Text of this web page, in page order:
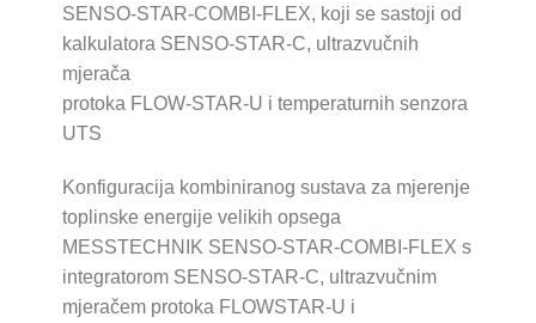
SENSO-STAR-COMBI-FLEX, koji se sastoji od
kalkulatora SENSO-STAR-C, ultrazvučnih
mjerača
protoka FLOW-STAR-U i temperaturnih senzora
UTS
Konfiguracija kombiniranog sustava za mjerenje
toplinske energije velikih opsega
MESSTECHNIK SENSO-STAR-COMBI-FLEX s
integratorom SENSO-STAR-C, ultrazvučnim
mjeračem protoka FLOWSTAR-U i